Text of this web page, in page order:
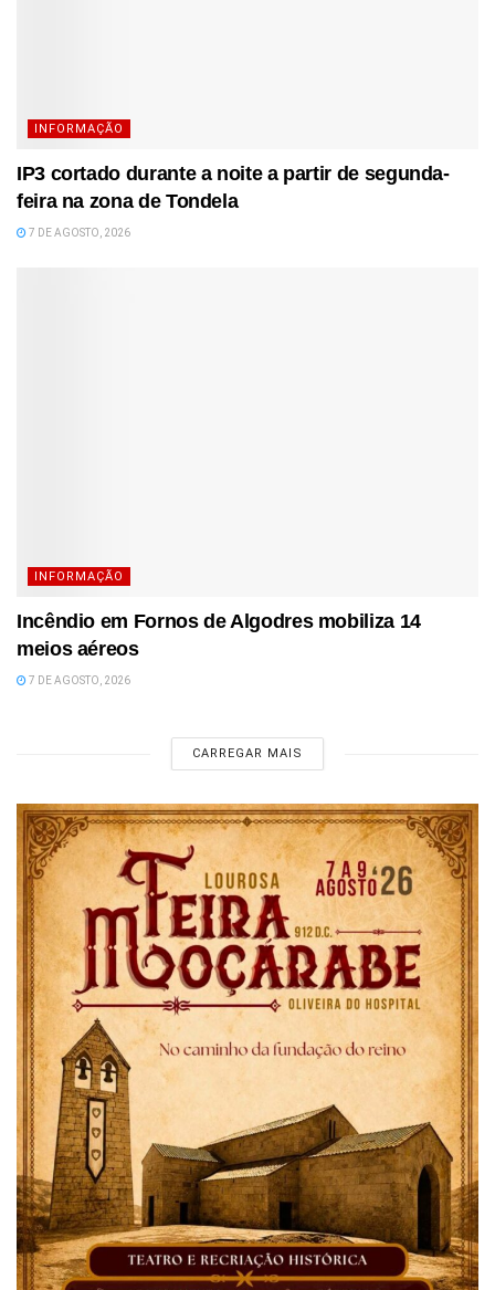
INFORMAÇÃO
IP3 cortado durante a noite a partir de segunda-
feira na zona de Tondela
7 DE AGOSTO, 2026
INFORMAÇÃO
Incêndio em Fornos de Algodres mobiliza 14
meios aéreos
7 DE AGOSTO, 2026
CARREGAR MAIS